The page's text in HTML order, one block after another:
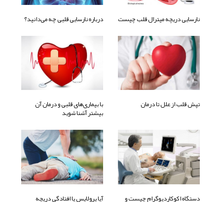
نارسایی دریچه میترال قلب چیست درباره نارسایی قلبی چه می‌دانید؟
تپش قلب از علل تا درمان با بیماری‌های قلبی و درمان آن
بیشتر آشنا شوید
دستگاه اکوکاردیوگرام چیست و آیا پرولاپس یا افتادگی دریچه